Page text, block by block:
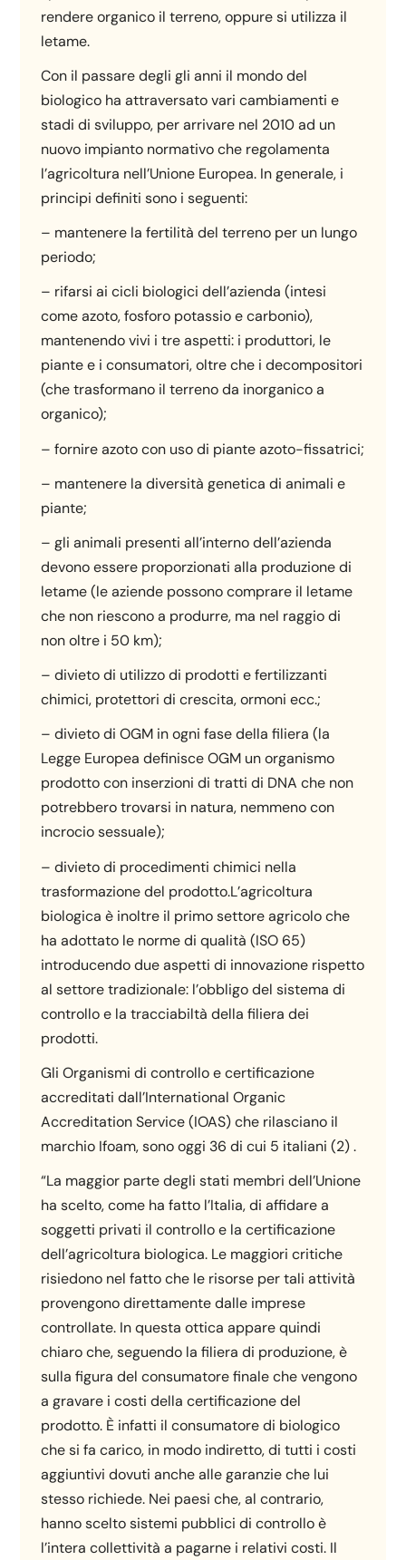
rendere organico il terreno, oppure si utilizza il
letame.
Con il passare degli gli anni il mondo del
biologico ha attraversato vari cambiamenti e
stadi di sviluppo, per arrivare nel 2010 ad un
nuovo impianto normativo che regolamenta
l’agricoltura nell’Unione Europea. In generale, i
principi definiti sono i seguenti:
– mantenere la fertilità del terreno per un lungo
periodo;
– rifarsi ai cicli biologici dell’azienda (intesi
come azoto, fosforo potassio e carbonio),
mantenendo vivi i tre aspetti: i produttori, le
piante e i consumatori, oltre che i decompositori
(che trasformano il terreno da inorganico a
organico);
– fornire azoto con uso di piante azoto-fissatrici;
– mantenere la diversità genetica di animali e
piante;
– gli animali presenti all’interno dell’azienda
devono essere proporzionati alla produzione di
letame (le aziende possono comprare il letame
che non riescono a produrre, ma nel raggio di
non oltre i 50 km);
– divieto di utilizzo di prodotti e fertilizzanti
chimici, protettori di crescita, ormoni ecc.;
– divieto di OGM in ogni fase della filiera (la
Legge Europea definisce OGM un organismo
prodotto con inserzioni di tratti di DNA che non
potrebbero trovarsi in natura, nemmeno con
incrocio sessuale);
– divieto di procedimenti chimici nella
trasformazione del prodotto.L’agricoltura
biologica è inoltre il primo settore agricolo che
ha adottato le norme di qualità (ISO 65)
introducendo due aspetti di innovazione rispetto
al settore tradizionale: l’obbligo del sistema di
controllo e la tracciabiltà della filiera dei
prodotti.
Gli Organismi di controllo e certificazione
accreditati dall’International Organic
Accreditation Service (IOAS) che rilasciano il
marchio Ifoam, sono oggi 36 di cui 5 italiani (2) .
“La maggior parte degli stati membri dell’Unione
ha scelto, come ha fatto l’Italia, di affidare a
soggetti privati il controllo e la certificazione
dell’agricoltura biologica. Le maggiori critiche
risiedono nel fatto che le risorse per tali attività
provengono direttamente dalle imprese
controllate. In questa ottica appare quindi
chiaro che, seguendo la filiera di produzione, è
sulla figura del consumatore finale che vengono
a gravare i costi della certificazione del
prodotto. È infatti il consumatore di biologico
che si fa carico, in modo indiretto, di tutti i costi
aggiuntivi dovuti anche alle garanzie che lui
stesso richiede. Nei paesi che, al contrario,
hanno scelto sistemi pubblici di controllo è
l’intera collettività a pagarne i relativi costi. Il